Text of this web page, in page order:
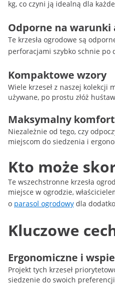
kg, co czyni ją idealną dla
Odporne na
Te krzesła ogrodowe są
perforacjami szybko schnie po
Kompaktowe wzory
Wiele krzeseł z naszej kolekcji
używane, po prostu złóż
Maksymalny komfort
Niezależnie od tego, czy
miejscom do siedzenia i
Kto może
Te wszechstronne krzesła
miejsce w ogrodzie,
o parasol ogrodowy dla
Kluczowe
Ergonomiczne i
Projekt tych krzeseł
siedzenie do swoich